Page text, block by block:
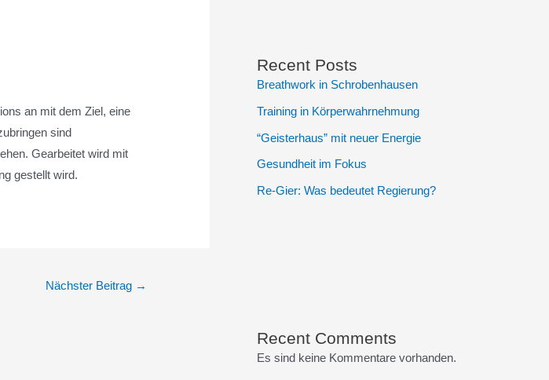
an mit dem Ziel, eine
sind
Gearbeitet wird mit
gestellt wird.
Nächster Beitrag →
Recent Posts
Breathwork in Schrobenhausen
Training in Körperwahrnehmung
“Geisterhaus” mit neuer Energie
Gesundheit im Fokus
Re-Gier: Was bedeutet Regierung?
Recent Comments
Es sind keine Kommentare vorhanden.